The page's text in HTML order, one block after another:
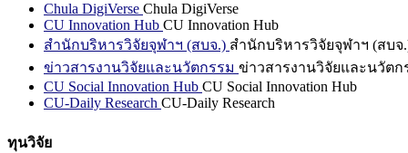
Chula DigiVerse Chula DigiVerse
CU Innovation Hub CU Innovation Hub
สำนักบริหารวิจัยจุฬาฯ (สบจ.) สำนักบริหารวิจัยจุฬาฯ (สบจ
ข่าวสารงานวิจัยและนวัตกรรม ข่าวสารงานวิจัยและนวัตก
CU Social Innovation Hub CU Social Innovation Hub
CU-Daily Research CU-Daily Research
ทุนวิจัย